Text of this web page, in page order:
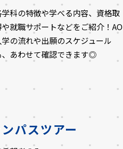
科の特徴や学べる内容、資格取
就職サポートなどをご紹介！AO
学の流れや出願のスケジュール
、あわせて確認できます◎
パスツアー